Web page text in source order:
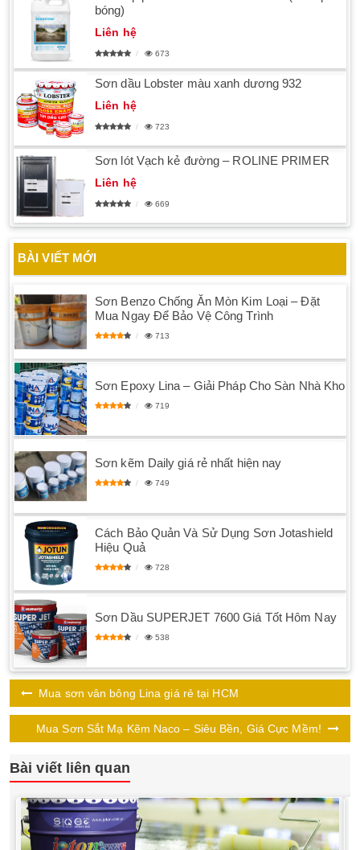
bóng)
Liên hệ
673
Sơn dầu Lobster màu xanh dương 932
Liên hệ
723
Sơn lót Vạch kẻ đường – ROLINE PRIMER
Liên hệ
669
BÀI VIẾT MỚI
Sơn Benzo Chống Ăn Mòn Kim Loại – Đặt
Mua Ngay Để Bảo Vệ Công Trình
713
Sơn Epoxy Lina – Giải Pháp Cho Sàn Nhà Kho
719
Sơn kẽm Daily giá rẻ nhất hiện nay
749
Cách Bảo Quản Và Sử Dụng Sơn Jotashield
Hiệu Quả
728
Sơn Dầu SUPERJET 7600 Giá Tốt Hôm Nay
538
Mua sơn vân bông Lina giá rẻ tại HCM
Mua Sơn Sắt Mạ Kẽm Naco – Siêu Bền, Giá Cực Mềm!
Bài viết liên quan